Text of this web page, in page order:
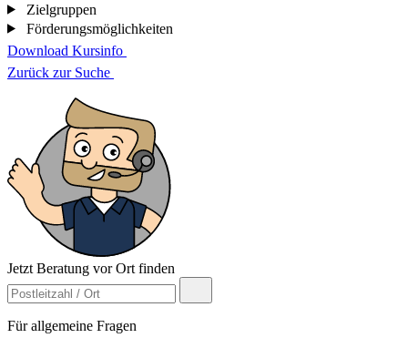
Zielgruppen
Förderungsmöglichkeiten
Download Kursinfo
Zurück zur Suche
Jetzt Beratung vor Ort finden
Für allgemeine Fragen